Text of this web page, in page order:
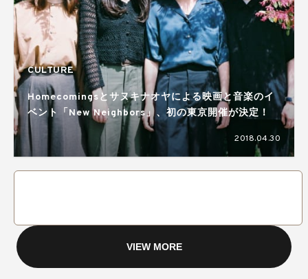
CULTURE
Homecomingsとサヌキナオヤによる映画と音楽のイ
ベント「New Neighbors」、初の東京開催が決定！
2018.04.30
VIEW MORE